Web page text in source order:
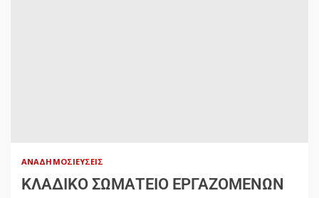
ΑΝΑΔΗΜΟΣΙΕΎΣΕΙΣ
ΚΛΑΔΙΚΟ ΣΩΜΑΤΕΙΟ ΕΡΓΑΖΟΜΕΝΩΝ